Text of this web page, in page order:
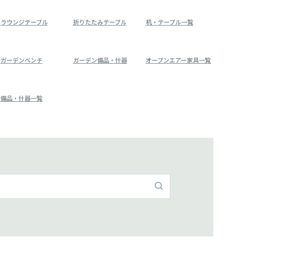
ラウンジテーブル 折りたたみテーブル 机・テーブル一覧
ガーデンベンチ ガーデン備品・什器 オープンエアー家具一覧
備品・什器一覧